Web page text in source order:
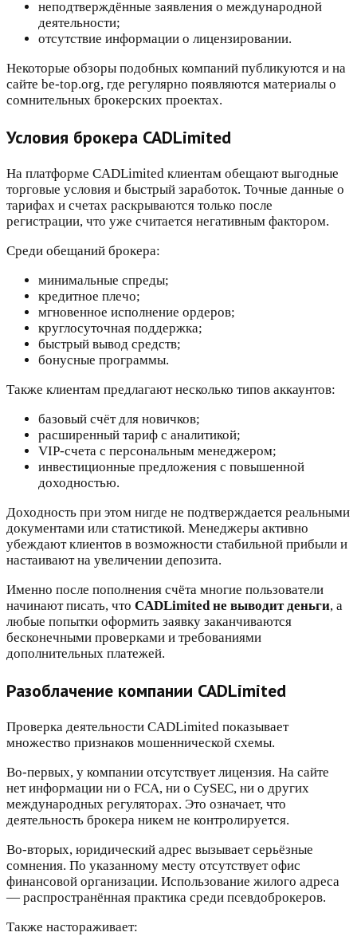
неподтверждённые заявления о международной
деятельности;
отсутствие информации о лицензировании.
Некоторые обзоры подобных компаний публикуются и на
сайте be-top.org, где регулярно появляются материалы о
сомнительных брокерских проектах.
Условия брокера CADLimited
На платформе CADLimited клиентам обещают выгодные
торговые условия и быстрый заработок. Точные данные о
тарифах и счетах раскрываются только после
регистрации, что уже считается негативным фактором.
Среди обещаний брокера:
минимальные спреды;
кредитное плечо;
мгновенное исполнение ордеров;
круглосуточная поддержка;
быстрый вывод средств;
бонусные программы.
Также клиентам предлагают несколько типов аккаунтов:
базовый счёт для новичков;
расширенный тариф с аналитикой;
VIP-счета с персональным менеджером;
инвестиционные предложения с повышенной
доходностью.
Доходность при этом нигде не подтверждается реальными
документами или статистикой. Менеджеры активно
убеждают клиентов в возможности стабильной прибыли и
настаивают на увеличении депозита.
Именно после пополнения счёта многие пользователи
начинают писать, что CADLimited не выводит деньги, а
любые попытки оформить заявку заканчиваются
бесконечными проверками и требованиями
дополнительных платежей.
Разоблачение компании CADLimited
Проверка деятельности CADLimited показывает
множество признаков мошеннической схемы.
Во-первых, у компании отсутствует лицензия. На сайте
нет информации ни о FCA, ни о CySEC, ни о других
международных регуляторах. Это означает, что
деятельность брокера никем не контролируется.
Во-вторых, юридический адрес вызывает серьёзные
сомнения. По указанному месту отсутствует офис
финансовой организации. Использование жилого адреса
— распространённая практика среди псевдоброкеров.
Также настораживает: